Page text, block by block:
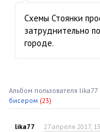
Схемы Стоянки
затруднительно
городе.
Альбом пользователя lika77
бисером (23)
lika77 27 апреля 2017,